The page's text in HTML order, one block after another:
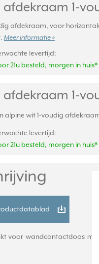
afdekraam 1-
afdekraam, voor
Meer informatie »
levertijd:
21u besteld, morgen in huis*
afdekraam 1-
alpine wit 1-voudig
levertijd:
21u besteld, morgen in huis*
voor wandcontactdoos